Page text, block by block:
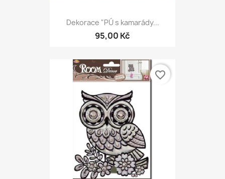
Dekorace "PÚ s kamarády...
95,00 Kč
favorite_border